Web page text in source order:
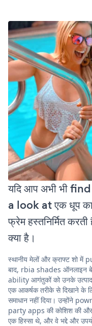
यदि आप अभी भी
a look at एक धूप
फ्रेम हस्तनिर्मित
क्या है।
स्थानीय मेलों और क्राफ्ट शो
बाद, rbia shades ऑनलाइन
ability आगंतुकों को उनके उत्पाद
एक आकर्षक तरीके से दिखाने के
समाधान नहीं दिया। उन्होंने
party apps की कोशिश की और
एक हिस्सा थे, और वे भद्दे और